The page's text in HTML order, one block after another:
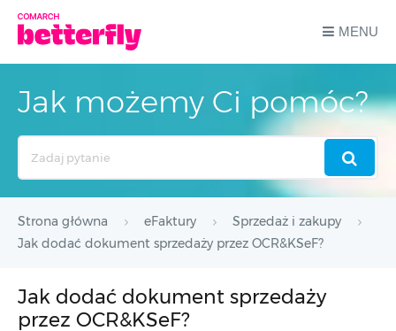
MENU
Jak możemy Ci pomóc?
Strona główna eFaktury
Sprzedaż i zakupy
Jak dodać dokument sprzedaży przez OCR&KSeF?
Jak dodać dokument sprzedaży
przez OCR&KSeF?